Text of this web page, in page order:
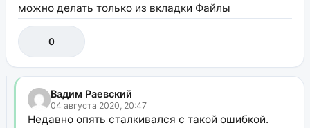
можно делать только из вкладки Файлы
0
Вадим Раевский
04 августа 2020, 20:47
Недавно опять сталкивался с такой ошибкой.